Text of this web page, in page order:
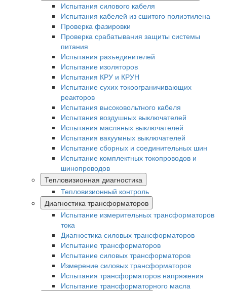
Испытания силового кабеля
Испытания кабелей из сшитого полиэтилена
Проверка фазировки
Проверка срабатывания защиты системы
питания
Испытания разъединителей
Испытание изоляторов
Испытания КРУ и КРУН
Испытание сухих токоограничивающих
реакторов
Испытания высоковольтного кабеля
Испытания воздушных выключателей
Испытания масляных выключателей
Испытания вакуумных выключателей
Испытание сборных и соединительных шин
Испытание комплектных токопроводов и
шинопроводов
Тепловизионная диагностика
Тепловизионный контроль
Диагностика трансформаторов
Испытание измерительных трансформаторов
тока
Диагностика силовых трансформаторов
Испытание трансформаторов
Испытание силовых трансформаторов
Измерение силовых трансформаторов
Испытания трансформаторов напряжения
Испытание трансформаторного масла